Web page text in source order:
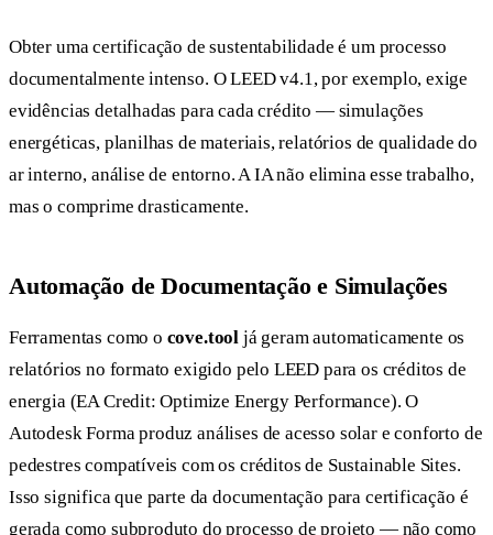
Obter uma certificação de sustentabilidade é um processo
documentalmente intenso. O LEED v4.1, por exemplo, exige
evidências detalhadas para cada crédito — simulações
energéticas, planilhas de materiais, relatórios de qualidade do
ar interno, análise de entorno. A IA não elimina esse trabalho,
mas o comprime drasticamente.
Automação de Documentação e Simulações
Ferramentas como o cove.tool já geram automaticamente os
relatórios no formato exigido pelo LEED para os créditos de
energia (EA Credit: Optimize Energy Performance). O
Autodesk Forma produz análises de acesso solar e conforto de
pedestres compatíveis com os créditos de Sustainable Sites.
Isso significa que parte da documentação para certificação é
gerada como subproduto do processo de projeto — não como